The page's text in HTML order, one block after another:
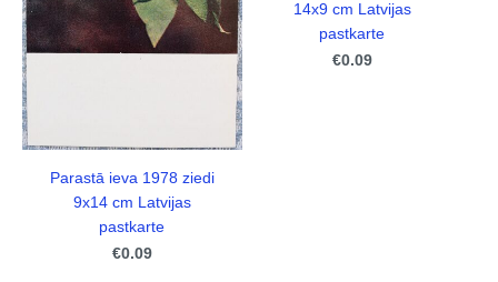
Parastā ieva 1978 ziedi
9x14 cm Latvijas
pastkarte
€0.09
14x9 cm Latvijas
pastkarte
€0.09